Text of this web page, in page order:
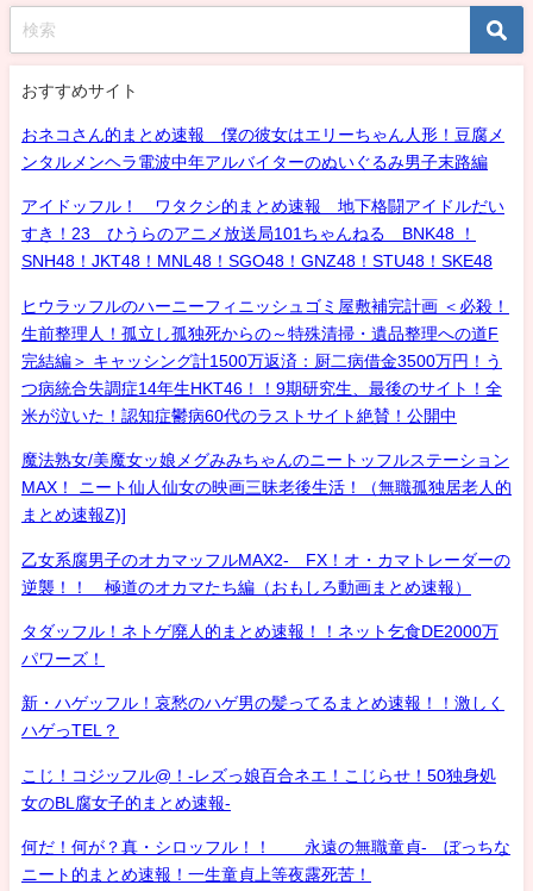
おすすめサイト
おネコさん的まとめ速報 僕の彼女はエリーちゃん人形！豆腐メ
ンタルメンヘラ電波中年アルバイターのぬいぐるみ男子末路編
アイドッフル！ ワタクシ的まとめ速報 地下格闘アイドルだい
すき！23 ひうらのアニメ放送局101ちゃんねる BNK48 ！
SNH48！JKT48！MNL48！SGO48！GNZ48！STU48！SKE48
ヒウラッフルのハーニーフィニッシュゴミ屋敷補完計画 ＜必殺！
生前整理人！孤立し孤独死からの～特殊清掃・遺品整理への道F
完結編＞ キャッシング計1500万返済：厨二病借金3500万円！う
つ病統合失調症14年生HKT46！！9期研究生、最後のサイト！全
米が泣いた！認知症鬱病60代のラストサイト絶賛！公開中
魔法熟女/美魔女ッ娘メグみみちゃんのニートッフルステーション
MAX！ ニート仙人仙女の映画三昧老後生活！（無職孤独居老人的
まとめ速報Z)]
乙女系腐男子のオカマッフルMAX2- FX！オ・カマトレーダーの
逆襲！！ 極道のオカマたち編（おもしろ動画まとめ速報）
タダッフル！ネトゲ廃人的まとめ速報！！ネット乞食DE2000万
パワーズ！
新・ハゲッフル！哀愁のハゲ男の髪ってるまとめ速報！！激しく
ハゲっTEL？
こじ！コジッフル@！-レズっ娘百合ネエ！こじらせ！50独身処
女のBL腐女子的まとめ速報-
何だ！何が？真・シロッフル！！ 永遠の無職童貞- ぼっちな
ニート的まとめ速報！一生童貞上等夜露死苦！